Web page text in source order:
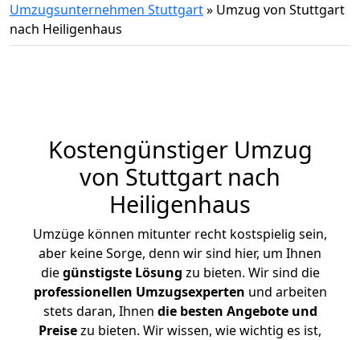
Umzugsunternehmen Stuttgart» Umzug von Stuttgart
nach Heiligenhaus
Kostengünstiger Umzug
von Stuttgart nach
Heiligenhaus
Umzüge können mitunter recht kostspielig sein,
aber keine Sorge, denn wir sind hier, um Ihnen
diegünstigste Lösung zu bieten. Wir sind die
professionellen Umzugsexperten und arbeiten
stets daran, Ihnen die besten Angebote und
Preisezu bieten. Wir wissen, wie wichtig es ist,